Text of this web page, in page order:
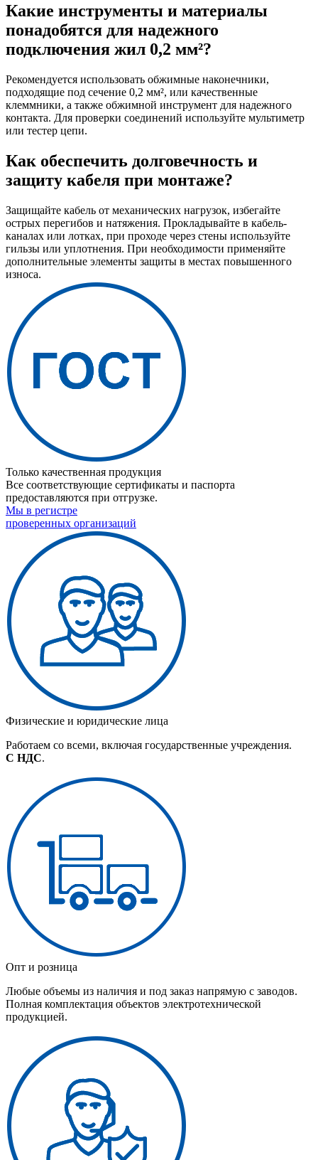
Какие инструменты и материалы
понадобятся для надежного
подключения жил 0,2 мм²?
Рекомендуется использовать обжимные наконечники,
подходящие под сечение 0,2 мм², или качественные
клеммники, а также обжимной инструмент для надежного
контакта. Для проверки соединений используйте мультиметр
или тестер цепи.
Как обеспечить долговечность и
защиту кабеля при монтаже?
Защищайте кабель от механических нагрузок, избегайте
острых перегибов и натяжения. Прокладывайте в кабель-
каналах или лотках, при проходе через стены используйте
гильзы или уплотнения. При необходимости применяйте
дополнительные элементы защиты в местах повышенного
износа.
Только качественная продукция
Все соответствующие сертификаты и паспорта
предоставляются при отгрузке.
Мы в регистре
проверенных организаций
Физические и юридические лица
Работаем со всеми, включая государственные учреждения.
С НДС.
Опт и розница
Любые объемы из наличия и под заказ напрямую с заводов.
Полная комплектация объектов электротехнической
продукцией.